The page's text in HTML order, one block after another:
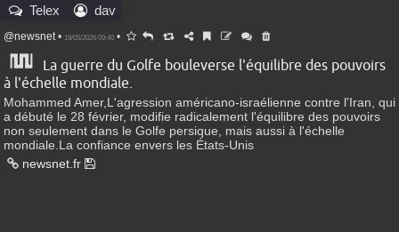
Telex dav
@newsnet• 19/05/2026 09:40 •
La guerre du Golfe bouleverse l'équilibre des pouvoirs
à l'échelle mondiale.
Mohammed Amer,L'agression américano-israélienne contre l'Iran, qui
a débuté le 28 février, modifie radicalement l'équilibre des pouvoirs
non seulement dans le Golfe persique, mais aussi à l'échelle
mondiale.La confiance envers les États-Unis
newsnet.fr